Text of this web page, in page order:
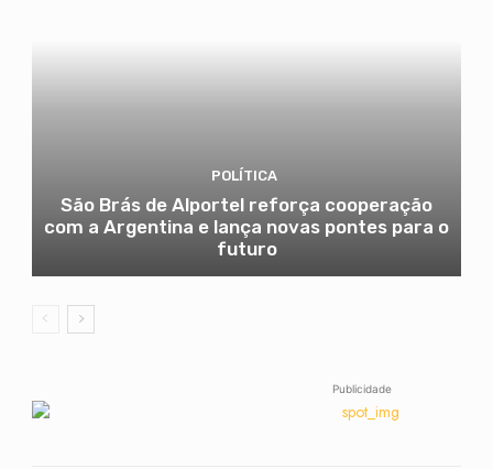
POLÍTICA
São Brás de Alportel reforça cooperação
com a Argentina e lança novas pontes para o
futuro
Publicidade